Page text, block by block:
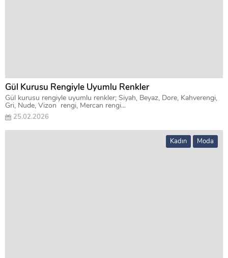
Gül Kurusu Rengiyle Uyumlu Renkler
Gül kurusu rengiyle uyumlu renkler; Siyah, Beyaz, Dore, Kahverengi,
Gri, Nude, Vizon rengi, Mercan rengi...
25.02.2026
Kadın Moda